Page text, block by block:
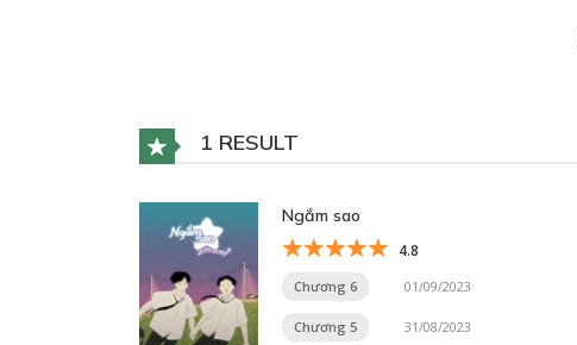
1 RESULT
Ngắm sao
4.8
Chương 6 01/09/2023
Chương 5 31/08/2023